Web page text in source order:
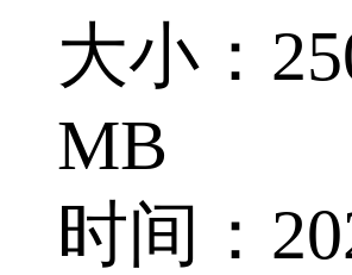
大小：
MB
时间：